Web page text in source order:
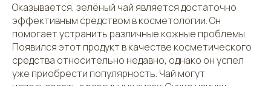
Оказывается, зелёный чай является достаточно
эффективным средством в косметологии. Он
помогает устранить различные кожные проблемы.
Появился этот продукт в качестве косметического
средства относительно недавно, однако он успел
уже приобрести популярность. Чай могут